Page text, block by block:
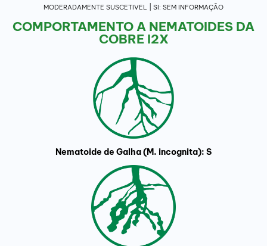
MODERADAMENTE SUSCETIVEL | SI: SEM INFORMAÇÃO
COMPORTAMENTO A NEMATOIDES DA
COBRE I2X
Nematoide de Galha (M. incognita): S